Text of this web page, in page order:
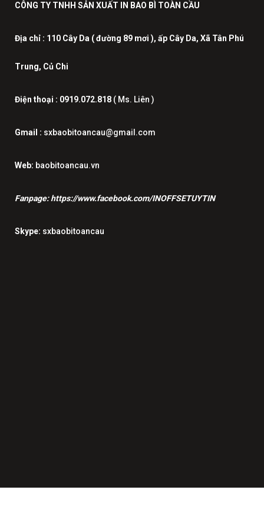
CÔNG TY TNHH SẢN XUẤT IN BAO BÌ TOÀN CẦU
Địa chỉ : 110 Cây Da ( đường 89 mơi ), ấp Cây Da, Xã Tân Phú
Trung, Củ Chi
Điện thoại : 0919.072.818 ( Ms. Liên )
Gmail : sxbaobitoancau@gmail.com
Web: baobitoancau.vn
Fanpage:https://www.facebook.com/INOFFSETUYTIN
Skype: sxbaobitoancau